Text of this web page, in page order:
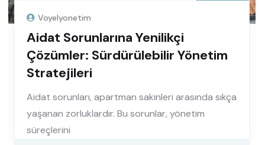
Voyelyonetim
Aidat Sorunlarına Yenilikçi
Çözümler: Sürdürülebilir Yönetim
Stratejileri
Aidat sorunları, apartman sakinleri arasında sıkça
yaşanan zorluklardır. Bu sorunlar, yönetim
süreçlerini